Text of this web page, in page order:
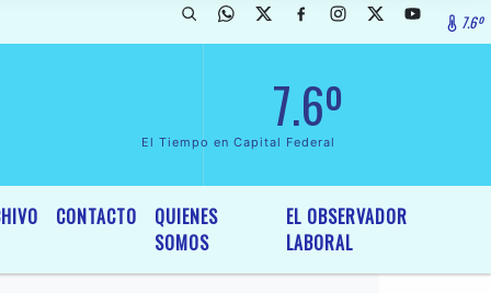
InterÃ©s General y Legislativo, por Ordenanza NÂº 6236/19 del7.6º
7.6º
El Tiempo en Capital Federal
CONTACTO
QUIENES
SOMOS
EL OBSERVADOR
LABORAL